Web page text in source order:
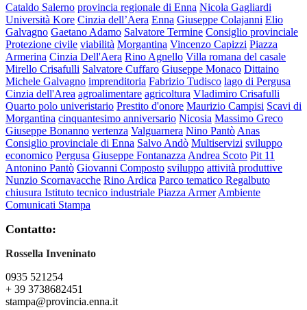
Cataldo Salerno provincia regionale di Enna Nicola Gagliardi
Università Kore Cinzia dell’Aera Enna Giuseppe Colajanni Elio
Galvagno Gaetano Adamo Salvatore Termine Consiglio provinciale
Protezione civile viabilità Morgantina Vincenzo Capizzi Piazza
Armerina Cinzia Dell'Aera Rino Agnello Villa romana del casale
Mirello Crisafulli Salvatore Cuffaro Giuseppe Monaco Dittaino
Michele Galvagno imprenditoria Fabrizio Tudisco lago di Pergusa
Cinzia dell'Area agroalimentare agricoltura Vladimiro Crisafulli
Quarto polo univeristario Prestito d'onore Maurizio Campisi Scavi di
Morgantina cinquantesimo anniversario Nicosia Massimo Greco
Giuseppe Bonanno vertenza Valguarnera Nino Pantò Anas
Consiglio provinciale di Enna Salvo Andò Multiservizi sviluppo
economico Pergusa Giuseppe Fontanazza Andrea Scoto Pit 11
Antonino Pantò Giovanni Composto sviluppo attività produttive
Nunzio Scornavacche Rino Ardica Parco tematico Regalbuto
chiusura Istituto tecnico industriale Piazza Armer Ambiente
Comunicati Stampa
Contatto:
Rossella Inveninato
0935 521254
+ 39 3738682451
stampa@provincia.enna.it